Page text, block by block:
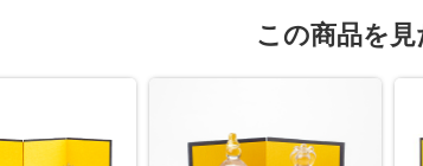
この商品を